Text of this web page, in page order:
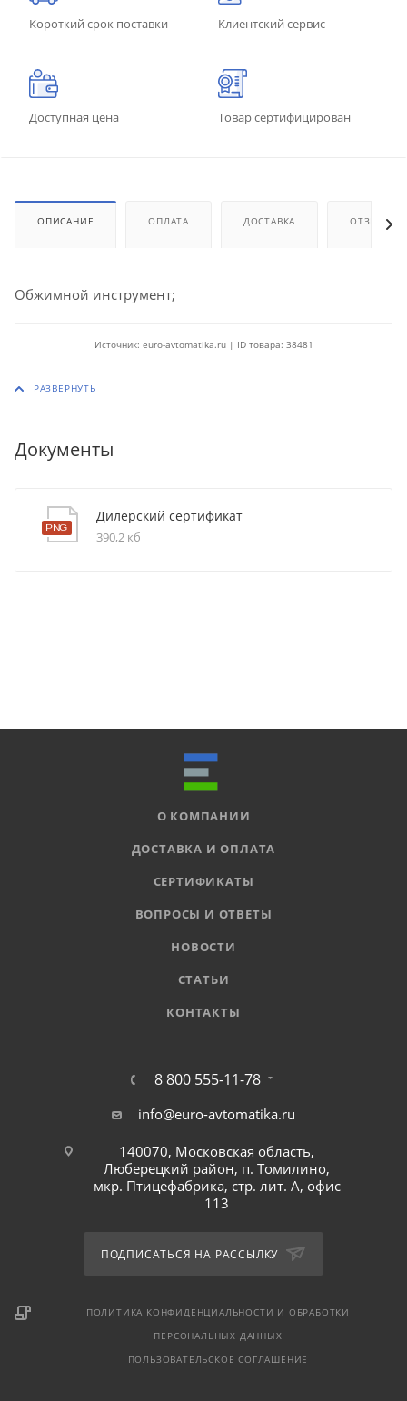
Короткий срок поставки Клиентский сервис
Доступная цена Товар сертифицирован
ОПИСАНИЕ ОПЛАТА ДОСТАВКА ОТЗЫВЫ
Обжимной инструмент;
Источник: euro-avtomatika.ru | ID товара: 38481
Документы
Дилерский сертификат
390,2 кб
О КОМПАНИИ
ДОСТАВКА И ОПЛАТА
СЕРТИФИКАТЫ
ВОПРОСЫ И ОТВЕТЫ
НОВОСТИ
СТАТЬИ
КОНТАКТЫ
8 800 555-11-78
info@euro-avtomatika.ru
140070, Московская область,
Люберецкий район, п. Томилино,
мкр. Птицефабрика, стр. лит. А, офис
113
ПОДПИСАТЬСЯ НА РАССЫЛКУ
ПОЛИТИКА КОНФИДЕНЦИАЛЬНОСТИ И ОБРАБОТКИ
ПЕРСОНАЛЬНЫХ ДАННЫХ
ПОЛЬЗОВАТЕЛЬСКОЕ СОГЛАШЕНИЕ